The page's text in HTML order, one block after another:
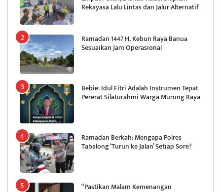
Rekayasa Lalu Lintas dan Jalur Alternatif
Ramadan 1447 H, Kebun Raya Banua
Sesuaikan Jam Operasional
Bebie: Idul Fitri Adalah Instrumen Tepat
Pererat Silaturahmi Warga Murung Raya
Ramadan Berkah: Mengapa Polres
Tabalong ‘Turun ke Jalan’ Setiap Sore?
“Pastikan Malam Kemenangan